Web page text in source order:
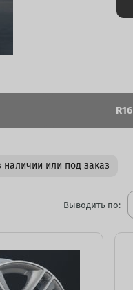
R16
наличии или под заказ
Выводить по: